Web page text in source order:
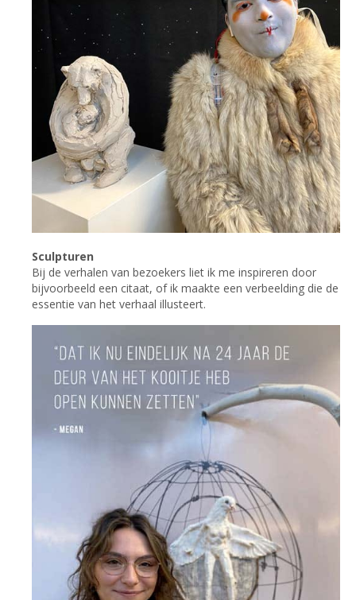
Sculpturen
Bij de verhalen van bezoekers liet ik me inspireren door
bijvoorbeeld een citaat, of ik maakte een verbeelding die de
essentie van het verhaal illusteert.